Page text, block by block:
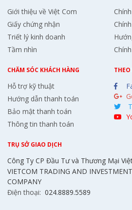
Giới thiệu về Việt Com
Giấy chứng nhận
Triết lý kinh doanh
Tầm nhìn
CHĂM SÓC KHÁCH HÀNG
Hỗ trợ kỹ thuật
Hướng dẫn thanh toán
Bảo mật thanh toán
Thông tin thanh toán
TRỤ SỞ GIAO DỊCH
Công Ty CP Đầu Tư và Thương Mại
VIETCOM TRADING AND
COMPANY
Điện thoại: 024.8889.5589